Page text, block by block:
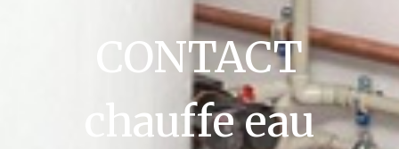
CONTACT
chauffe eau